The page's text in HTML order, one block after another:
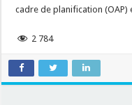
cadre de planification
2 784